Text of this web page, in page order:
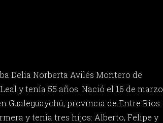
Delia Norberta Avilés Montero de
y tenía 55 años. Nació el 16 de marzo
Gualeguaychú, provincia de Entre Ríos.
y tenía tres hijos: Alberto, Felipe y